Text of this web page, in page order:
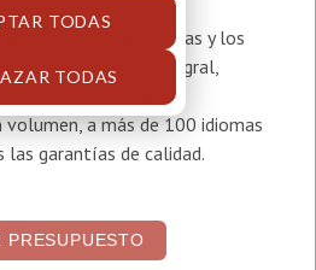
TODAS
TODAS
las herramientas y los
un servicio integral,
urgentes, como en
volumen, a más de 100 idiomas
garantías de calidad.
PRESUPUESTO